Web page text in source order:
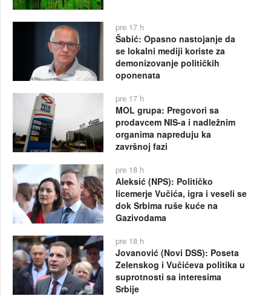
pre 17 h
Šabić: Opasno nastojanje da
se lokalni mediji koriste za
demonizovanje političkih
oponenata
pre 17 h
MOL grupa: Pregovori sa
prodavcem NIS-a i nadležnim
organima napreduju ka
završnoj fazi
pre 18 h
Aleksić (NPS): Političko
licemerje Vučića, igra i veseli se
dok Srbima ruše kuće na
Gazivodama
pre 18 h
Jovanović (Novi DSS): Poseta
Zelenskog i Vučićeva politika u
suprotnosti sa interesima
Srbije